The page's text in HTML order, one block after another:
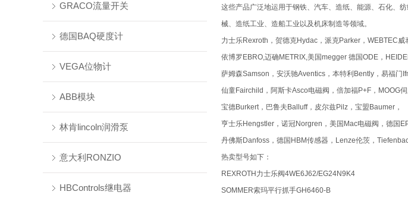
GRACO流量开关
德国BAQ硬度计
VEGA位物计
ABB模块
林肯lincoln润滑泵
意大利RONZIO
HBControls继电器
这些产品广泛地运用于钢铁、汽车、造纸、能源、石化、
械、造纸工业、造船工业以及机床制造等领域。
力士乐Rexroth，贺德克Hydac，派克Parker，WEBTEC威
依博罗EBRO,迈确METRIX,美国megger 德国ODE，
萨姆森Samson，安沃驰Aventics，本特利Bently，易福门
仙童Fairchild，阿斯卡Asco电磁阀，倍加福P+F，MOOG伺
宝德Burkert，巴鲁夫Balluff，皮尔兹Pilz，宝盟Baumer，
亨士乐Hengstler，诺冠Norgren，美国Mac电磁阀，德国
丹佛斯Danfoss，德国HBM传感器，Lenze伦茨，
热卖型号如下：
REXROTH力士乐阀4WE6J62/EG24N9K4
SOMMER索玛平行抓手GH6460-B